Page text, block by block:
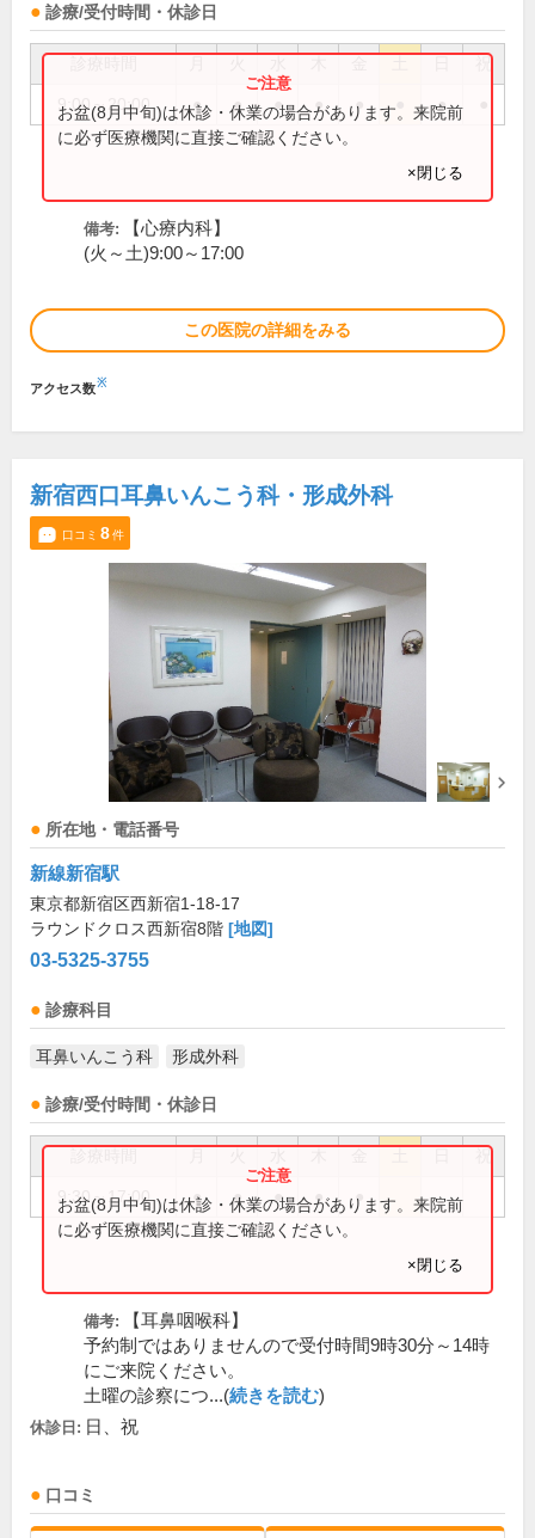
診療/受付時間・休診日
祝
9:00～20:00 ● ● ● ● ● ●
お盆(8月中旬)は休診・休業の場合があります。来院前
に必ず医療機関に直接ご確認ください。
×閉じる
備考:
【心療内科】
(火～土)9:00～17:00
この医院の詳細をみる
アクセス数※
新宿西口耳鼻いんこう科・形成外科
口コミ 8件
所在地・電話番号
新線新宿駅
東京都新宿区西新宿1-18-17
ラウンドクロス西新宿8階 [地図]
03-5325-3755
診療科目
耳鼻いんこう科 形成外科
診療/受付時間・休診日
祝
9:30～17:00 ● ● ● ● ●
お盆(8月中旬)は休診・休業の場合があります。来院前
に必ず医療機関に直接ご確認ください。
×閉じる
備考:
【耳鼻咽喉科】
予約制ではありませんので受付時間9時30分～14時
にご来院ください。
土曜の診察につ...(続きを読む)
休診日: 日、祝
口コミ